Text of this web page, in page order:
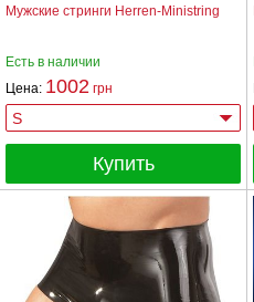
Мужские стринги Herren-Ministring
Есть в наличии
Цена: 1002 грн
Купить